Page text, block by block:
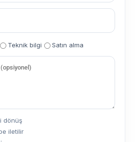
Teknik bilgi Satın alma
dönüş
iletilir